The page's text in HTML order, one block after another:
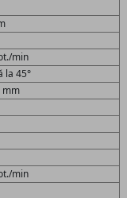
min
la 45°
mm
min